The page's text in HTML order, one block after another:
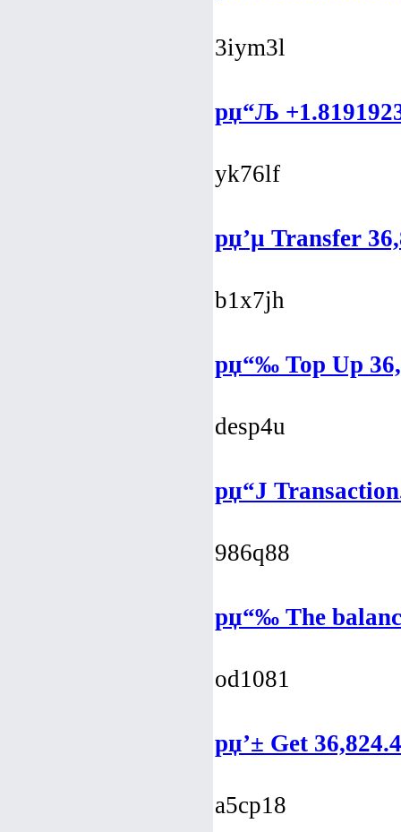
3iym3l
рџ“Љ
yk76lf
рџ’µ Transfer
b1x7jh
рџ“‰ Top Up
desp4u
рџ“Ј
986q88
рџ“‰ The
od1081
рџ’± Get
a5cp18